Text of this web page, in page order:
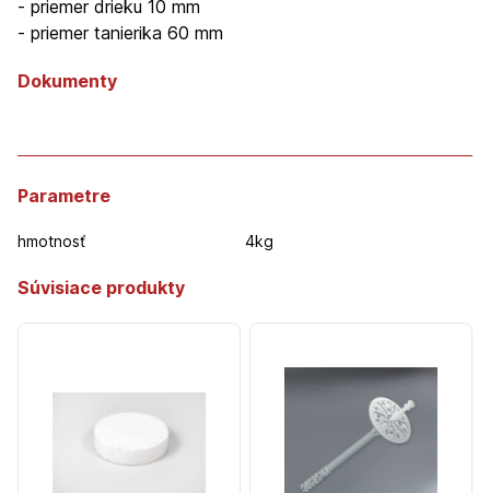
- priemer drieku 10 mm
- priemer tanierika 60 mm
Dokumenty
Parametre
hmotnosť 4kg
Súvisiace produkty